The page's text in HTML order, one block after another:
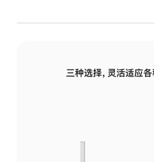
三种选择，灵活适应各